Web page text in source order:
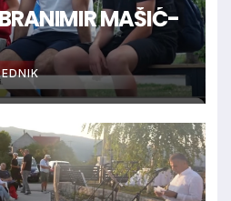
MAŠIĆ-